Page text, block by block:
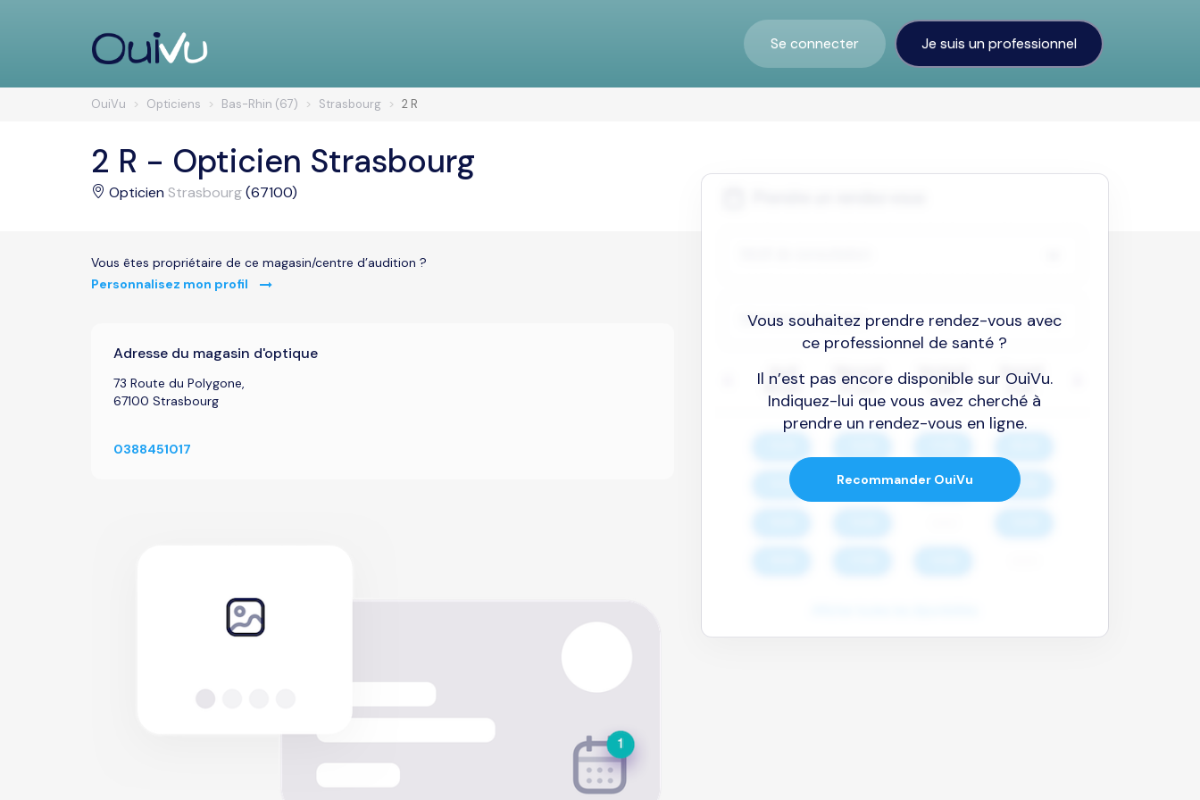
Se connecter Je suis un professionnel
OuiVu Opticiens Bas-Rhin (67) Strasbourg 2 R
2 R - Opticien Strasbourg
Opticien Strasbourg(67100)
Vous souhaitez prendre rendez-vous avec
ce professionnel de santé ?
Il n’est pas encore disponible sur OuiVu.
Indiquez-lui que vous avez cherché à
prendre un rendez-vous en ligne.
Recommander OuiVu
Vous êtes propriétaire de ce magasin/centre d’audition ?
Personnalisez mon profil
Adresse du magasin d'optique
73 Route du Polygone,
67100 Strasbourg
0388451017